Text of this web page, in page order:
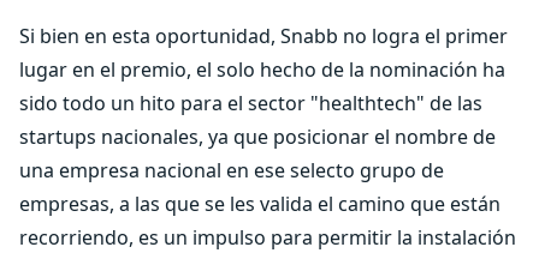
Si bien en esta oportunidad, Snabb no logra el primer
lugar en el premio, el solo hecho de la nominación ha
sido todo un hito para el sector "healthtech" de las
startups nacionales, ya que posicionar el nombre de
una empresa nacional en ese selecto grupo de
empresas, a las que se les valida el camino que están
recorriendo, es un impulso para permitir la instalación